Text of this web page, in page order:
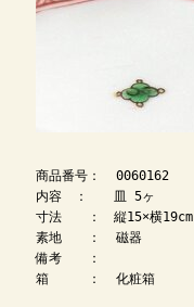
商品番号：  0060162
内容　：　　皿 5ヶ
寸法　　：　縦15×横19cm
素地　　：  磁器
備考　　：
箱　　　：  化粧箱